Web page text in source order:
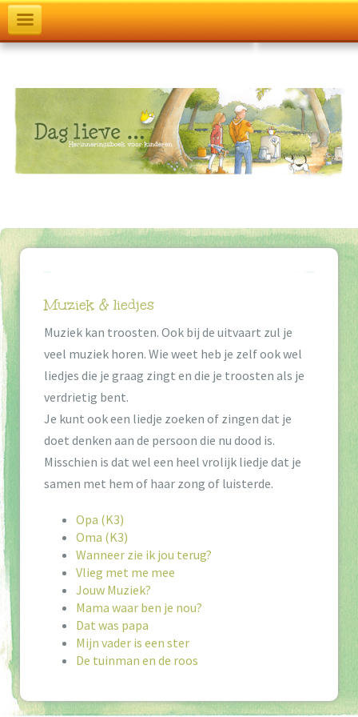
T
o
g
e
a
i
g
a
t
o
Muziek & liedjes
Muziek kan troosten. Ook bij de uitvaart zul je
veel muziek horen. Wie weet heb je zelf ook wel
liedjes die je graag zingt en die je troosten als je
verdrietig bent.
Je kunt ook een liedje zoeken of zingen dat je
doet denken aan de persoon die nu dood is.
Misschien is dat wel een heel vrolijk liedje dat je
samen met hem of haar zong of luisterde.
Opa (K3)
Oma (K3)
Wanneer zie ik jou terug?
Vlieg met me mee
Jouw Muziek?
Mama waar ben je nou?
Dat was papa
Mijn vader is een ster
De tuinman en de roos